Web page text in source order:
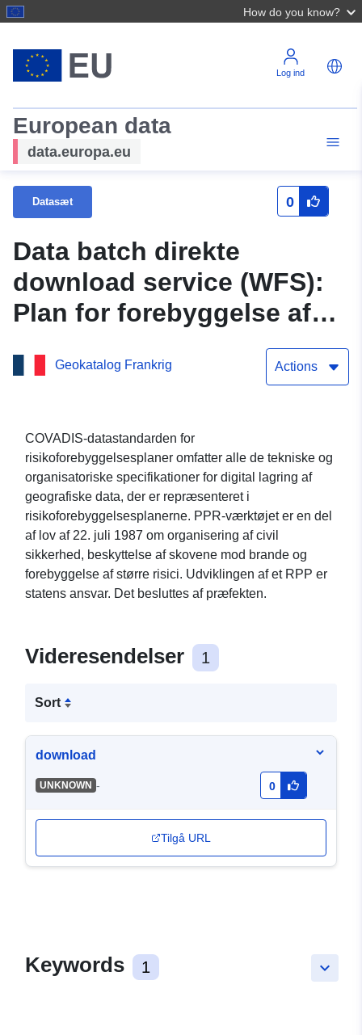
How do you know?
Log ind
European data
data.europa.eu
Datasæt 0
Data batch direkte
download service (WFS):
Plan for forebyggelse af
risici tilbagetrækning og
oppustning af ler fra
(Gers)
Geokatalog Frankrig Actions
COVADIS-datastandarden for
risikoforebyggelsesplaner omfatter alle de tekniske og
organisatoriske specifikationer for digital lagring af
geografiske data, der er repræsenteret i
risikoforebyggelsesplanerne. PPR-værktøjet er en del
af lov af 22. juli 1987 om organisering af civil
sikkerhed, beskyttelse af skovene mod brande og
forebyggelse af større risici. Udviklingen af et RPP er
statens ansvar. Det besluttes af præfekten.
Videresendelser 1
Sort
download
UNKNOWN - 0
Tilgå URL
keyboard_arrow_down
Keywords 1